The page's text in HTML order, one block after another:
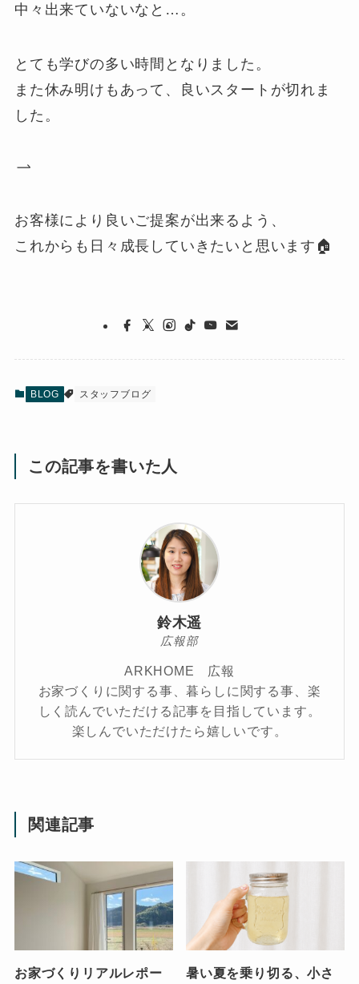
中々出来ていないなと…。
とても学びの多い時間となりました。
また休み明けもあって、良いスタートが切れま
した。
お客様により良いご提案が出来るよう、
これからも日々成長していきたいと思います🏠
BLOG スタッフブログ
この記事を書いた人
鈴木遥
広報部
ARKHOME 広報
お家づくりに関する事、暮らしに関する事、楽
しく読んでいただける記事を目指しています。
楽しんでいただけたら嬉しいです。
関連記事
お家づくりリアルレポー 暑い夏を乗り切る、小さ